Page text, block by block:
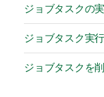
ジョブタスクの
ジョブタスク実
ジョブタスクを